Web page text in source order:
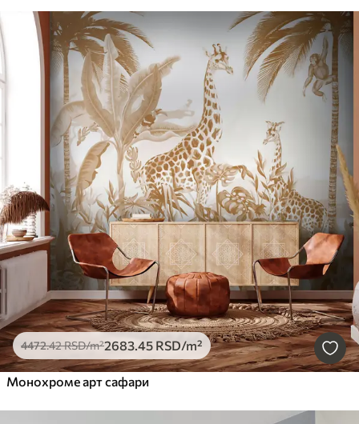
4472.42RSD/m²2683.45 RSD/m²
Монохроме арт сафари